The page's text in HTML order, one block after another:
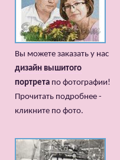
Вы можете заказать у нас
дизайн вышитого
портрета по фотографии!
Прочитать подробнее -
кликните по фото.